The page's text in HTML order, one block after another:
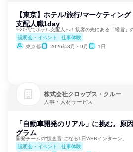
【東京】ホテル/旅行/マーケティン
支配人職1day
✨20代でホテル支配人へ！接客の先にある「経営」
説明会・イベント
仕事体験
東京都
2026年8月・9月 1日
株式会社クロップス・クルー
人事・人材サービス
「自動車開発のリアル」に挑む。原
グラム
開発チームの“捜査官”になる1日WEBインターン。
説明会・イベント
仕事体験